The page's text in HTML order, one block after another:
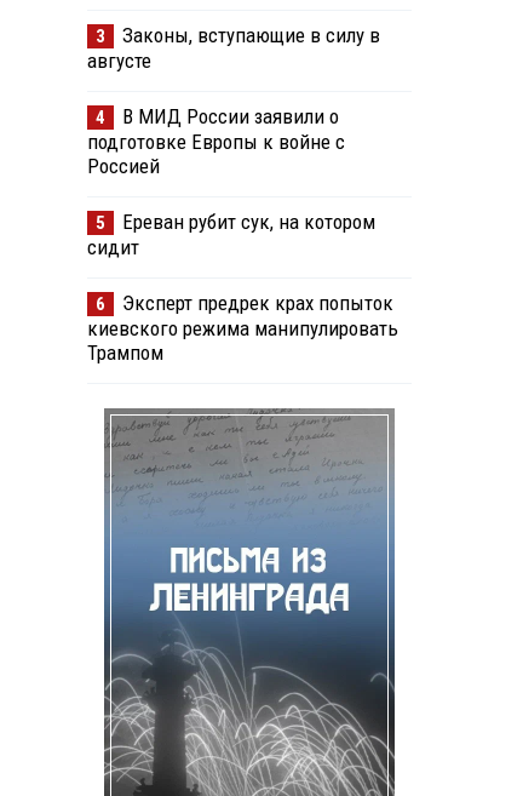
3
Законы, вступающие в силу в
августе
4
В МИД России заявили о
подготовке Европы к войне с
Россией
5
Ереван рубит сук, на котором
сидит
6
Эксперт предрек крах попыток
киевского режима манипулировать
Трампом